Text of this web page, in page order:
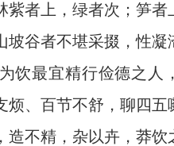
紫者上，绿者次；笋
坡谷者不堪采掇，性凝
饮最宜精行俭德之人
烦、百节不舒，聊四五
造不精，杂以卉，莽饮